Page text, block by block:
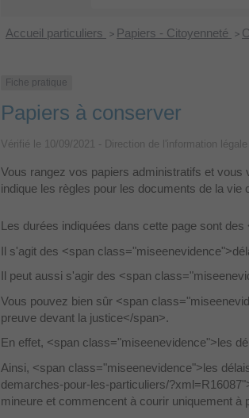
Accueil particuliers > Papiers - Citoyenneté >
Fiche pratique
Papiers à conserver
Vérifié le 10/09/2021 - Direction de l'information
Vous rangez vos papiers administratifs et
indique les règles pour les documents de la
Les durées indiquées dans cette page sont
Il s'agit des <span
Il peut aussi s'agir des <span
Vous pouvez bien sûr <span
preuve devant la justice</span>.
En effet, <span class="miseenevidence">les
Ainsi, <span class="miseenevidence">les
demarches-pour-les-particuliers/
mineure et commencent à courir uniquement à